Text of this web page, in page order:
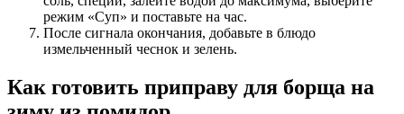
режим «Суп» и поставьте на час.
После сигнала окончания, добавьте в блюдо
измельченный чеснок и зелень.
Как готовить приправу для борща на